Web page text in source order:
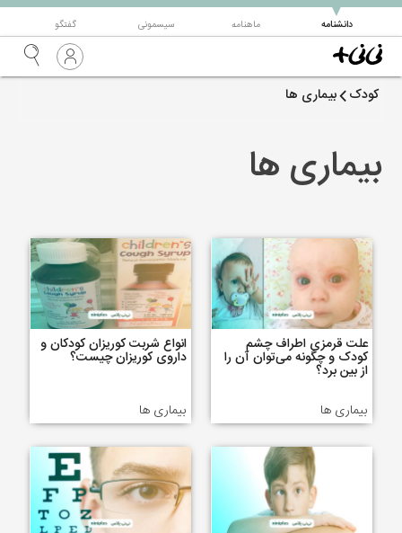
دانشنامه
▼ ماهنامه سیسمونی گفتگو
کودک بیماری ها
بیماری ها
علت قرمزی اطراف چشم‌
کودک و چگونه می‌توان آن را
از بین برد؟
بیماری ها
انواع شربت کوریزان کودکان و
داروی کوریزان چیست؟
بیماری ها